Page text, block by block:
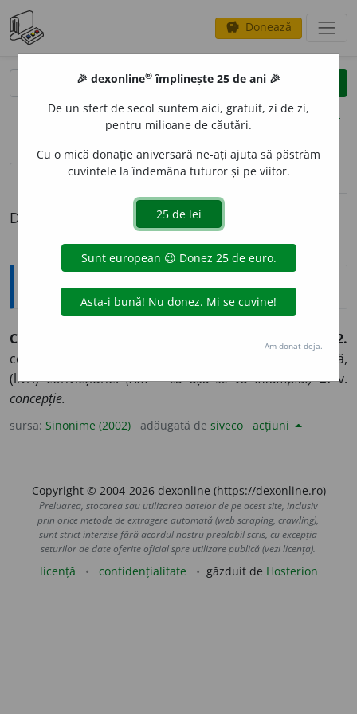
savings Donează
clear
opțiuni
definiții (1) pronunțievolume_up (50)
Definiția cu ID-ul 178998:
Sinonime
CONV
2.
certitudine, credință, încredințare, sentiment, siguranță,
(livr.) convicțiune.(Am ~ că așa se va întâmpla.) 3.v.
concepție.
sursa: Sinonime (2002) adăugată de siveco acțiuni
Copyright © 2004-2026 dexonline (https://dexonline.ro)
Preluarea, stocarea sau utilizarea datelor de pe acest site, inclusiv
prin orice metode de extragere automată (web scraping, crawling),
sunt strict interzise fără acordul nostru prealabil scris, cu excepția
seturilor de date oferite oficial spre utilizare publică (vezi licența).
licență confidențialitate găzduit de Hosterion
🎉 dexonline® împlinește 25 de ani 🎉
De un sfert de secol suntem aici, gratuit, zi de zi,
pentru milioane de căutări.
Cu o mică donație aniversară ne-ați ajuta să păstrăm
cuvintele la îndemâna tuturor și pe viitor.
Am donat deja.